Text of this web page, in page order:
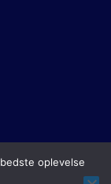
oplevelse